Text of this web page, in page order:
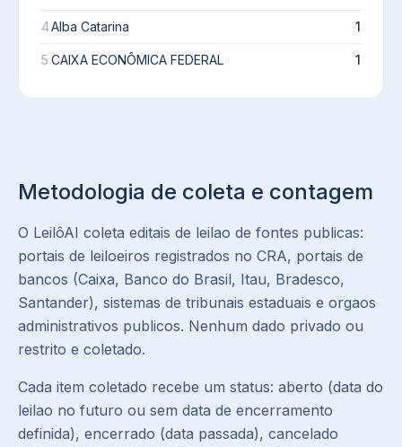
4Alba Catarina 1
5 CAIXA ECONÔMICA FEDERAL 1
Metodologia de coleta e contagem
O LeilôAI coleta editais de leilao de fontes publicas:
portais de leiloeiros registrados no CRA, portais de
bancos (Caixa, Banco do Brasil, Itau, Bradesco,
Santander), sistemas de tribunais estaduais e orgaos
administrativos publicos. Nenhum dado privado ou
restrito e coletado.
Cada item coletado recebe um status: aberto (data do
leilao no futuro ou sem data de encerramento
definida), encerrado (data passada), cancelado